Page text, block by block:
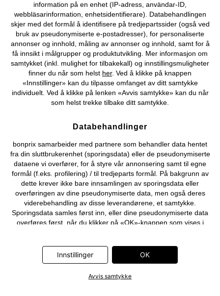
Kjøpsvilkår Personopplysninger Cookie-innstillinger
Om Oss Angre kjøp
©2026 bonprix.
information på en enhet (IP-adress, användar-ID,
webbläsarinformation, enhetsidentifierare). Databehandlingen
skjer med det formål å identifisere på tredjepartssider (også ved
bruk av pseudonymiserte e-postadresser), for personaliserte
annonser og innhold, måling av annonser og innhold, samt for å
få innsikt i målgrupper og produktutvikling. Mer informasjon om
samtykket (inkl. mulighet for tilbakekall) og innstillingsmuligheter
finner du når som helst her. Ved å klikke på knappen
«Innstillinger» kan du tilpasse omfanget av ditt samtykke
individuelt. Ved å klikke på lenken «Avvis samtykke» kan du når
som helst trekke tilbake ditt samtykke.
Databehandlinger
bonprix samarbeider med partnere som behandler data hentet
fra din sluttbrukerenhet (sporingsdata) eller de pseudonymiserte
dataene vi overfører, for å styre vår annonsering samt til egne
formål (f.eks. profilering) / til tredjeparts formål. På bakgrunn av
dette krever ikke bare innsamlingen av sporingsdata eller
overføringen av dine pseudonymiserte data, men også deres
viderebehandling av disse leverandørene, et samtykke.
Sporingsdata samles først inn, eller dine pseudonymiserte data
overføres først, når du klikker på «OK»-knappen som vises i
Communications GmbH, ID5 Technology Ltd, Meta Platforms
Ireland Ltd, Microsoft Ireland Operations Ltd, Pinterest Europe
Technologies UK Ltd. Ytterligere informasjon om
Innstillinger OK
Avvis samtykke